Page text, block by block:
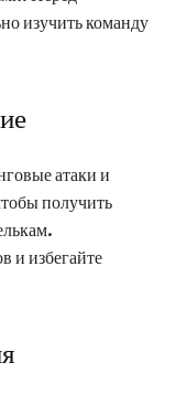
изучить команду
атаки и
получить
и избегайте